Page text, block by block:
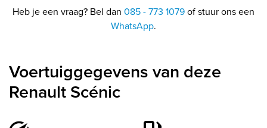
Heb je een vraag? Bel dan 085 - 773 1079of stuur ons een
WhatsApp.
Voertuiggegevens van deze
Renault Scénic